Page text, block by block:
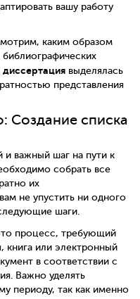
вашу работу
каким образом
диссертация выделялась
представления
Создание списка
и важный шаг на пути к
собрать все
их
не упустить ни одного
шаги.
процесс, требующий
книга или электронный
в соответствии с
Важно уделять
периоду, так как именно